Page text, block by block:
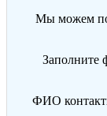
Мы можем
Заполните
ФИО